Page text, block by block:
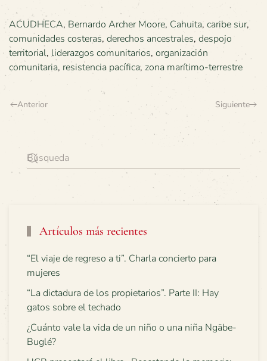
ACUDHECA, Bernardo Archer Moore, Cahuita, caribe sur,
comunidades costeras, derechos ancestrales, despojo
territorial, liderazgos comunitarios, organización
comunitaria, resistencia pacífica, zona marítimo-terrestre
Anterior Siguiente
Artículos más recientes
“El viaje de regreso a ti”. Charla concierto para
mujeres
“La dictadura de los propietarios”. Parte II: Hay
gatos sobre el techado
¿Cuánto vale la vida de un niño o una niña Ngäbe-
Buglé?